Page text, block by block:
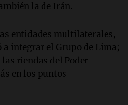
la de Irán.
entidades multilaterales,
a integrar el Grupo de Lima;
riendas del Poder
en los puntos